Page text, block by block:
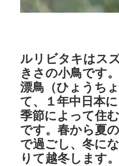
ルリビタキはス
きさの小鳥です
漂鳥（ひょうち
て、１年中日本
季節によって住
です。春から夏
で過ごし、冬に
りて越冬します。